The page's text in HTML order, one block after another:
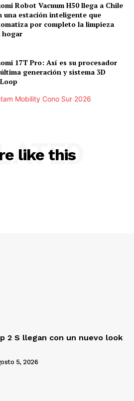
Robot Vacuum H50 llega a Chile
una estación inteligente que
por completo la limpieza
hogar
17T Pro: Así es su procesador
generación y sistema 3D
like this
2 S llegan con un nuevo look
5, 2026